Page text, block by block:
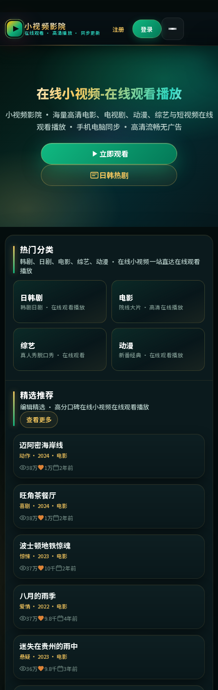
小视频影院
在线观看 · 高清播放 · 同步更新 注册 登录
在线小视频-在线观看播放
小视频影院 · 海量高清电影、电视剧、动漫、综艺与短视频在线
观看播放 · 手机电脑同步 · 高清流畅无广告
立即观看
日韩热剧
热门分类
韩剧、日剧、电影、综艺、动漫 · 在线小视频一站直达在线观看
播放
日韩剧
韩剧日剧 · 在线观看播放
电影
院线大片 · 高清在线播放
综艺
真人秀脱口秀 · 在线观看
动漫
新番经典 · 在线观看播放
精选推荐
编辑精选 · 高分口碑在线小视频在线观看播放
查看更多
精选
迈阿密海岸线
动作 · 2024· 电影
38万
1万 2年前
精选
旺角茶餐厅
喜剧 · 2024· 电影
38万
1万 2年前
精选
波士顿地铁惊魂
惊悚 · 2023 · 电影
37万
10千 2年前
精选
八月的雨季
爱情 · 2022 · 电影
37万
9.8千 4年前
精选
迷失在贵州的雨中
悬疑 · 2023 · 电影
36万
9.8千 3年前